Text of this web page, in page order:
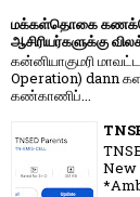
மக்கள்தொகை
ஆசிரியர்களுக்கு
கன்னியாகுமரி
Operation) dann
கண்காணிப்...
New